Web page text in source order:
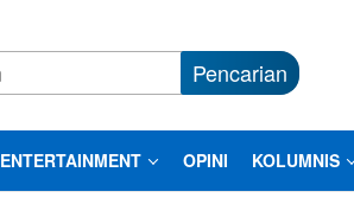
Pencarian
ENTERTAINMENT OPINI KOLUMNIS